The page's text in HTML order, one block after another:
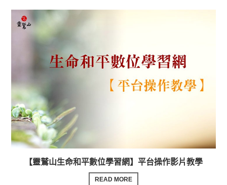
【靈鷲山生命和平數位學習網】平台操作影片教學
READ MORE